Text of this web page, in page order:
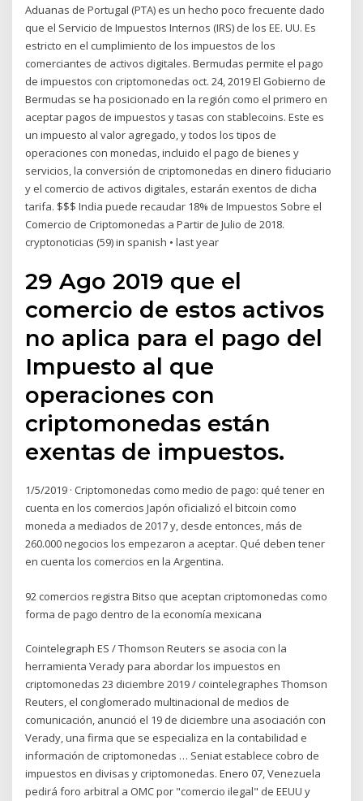
Aduanas de Portugal (PTA) es un hecho poco frecuente dado
que el Servicio de Impuestos Internos (IRS) de los EE. UU. Es
estricto en el cumplimiento de los impuestos de los
comerciantes de activos digitales. Bermudas permite el pago
de impuestos con criptomonedas oct. 24, 2019 El Gobierno de
Bermudas se ha posicionado en la región como el primero en
aceptar pagos de impuestos y tasas con stablecoins. Este es
un impuesto al valor agregado, y todos los tipos de
operaciones con monedas, incluido el pago de bienes y
servicios, la conversión de criptomonedas en dinero fiduciario
y el comercio de activos digitales, estarán exentos de dicha
tarifa. $$$ India puede recaudar 18% de Impuestos Sobre el
Comercio de Criptomonedas a Partir de Julio de 2018.
cryptonoticias (59) in spanish • last year
29 Ago 2019 que el
comercio de estos activos
no aplica para el pago del
Impuesto al que
operaciones con
criptomonedas están
exentas de impuestos.
1/5/2019 · Criptomonedas como medio de pago: qué tener en
cuenta en los comercios Japón oficializó el bitcoin como
moneda a mediados de 2017 y, desde entonces, más de
260.000 negocios los empezaron a aceptar. Qué deben tener
en cuenta los comercios en la Argentina.
92 comercios registra Bitso que aceptan criptomonedas como
forma de pago dentro de la economía mexicana
Cointelegraph ES / Thomson Reuters se asocia con la
herramienta Verady para abordar los impuestos en
criptomonedas 23 diciembre 2019 / cointelegraphes Thomson
Reuters, el conglomerado multinacional de medios de
comunicación, anunció el 19 de diciembre una asociación con
Verady, una firma que se especializa en la contabilidad e
información de criptomonedas … Seniat establece cobro de
impuestos en divisas y criptomonedas. Enero 07, Venezuela
pedirá foro arbitral a OMC por "comercio ilegal" de EEUU y